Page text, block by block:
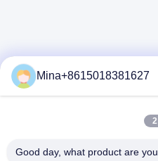
Mina+8615018381627
Good day, what product are